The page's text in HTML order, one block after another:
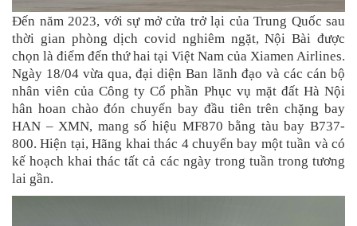
Đến năm 2023, với sự mở cửa trở lại của Trung Quốc sau
thời gian phòng dịch covid nghiêm ngặt, Nội Bài được
chọn là điểm đến thứ hai tại Việt Nam của Xiamen Airlines.
Ngày 18/04 vừa qua, đại diện Ban lãnh đạo và các cán bộ
nhân viên của Công ty Cổ phần Phục vụ mặt đất Hà Nội
hân hoan chào đón chuyến bay đầu tiên trên chặng bay
HAN – XMN, mang số hiệu MF870 bằng tàu bay B737-
800. Hiện tại, Hãng khai thác 4 chuyến bay một tuần và có
kế hoạch khai thác tất cả các ngày trong tuần trong tương
lai gần.